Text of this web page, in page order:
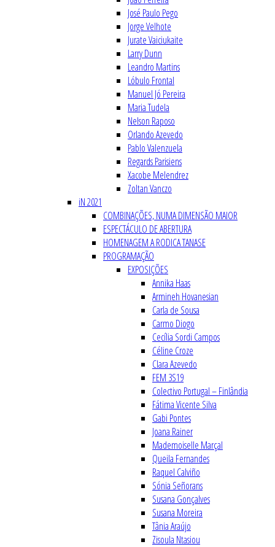
José Paulo Pego
Jorge Velhote
Jurate Vaiciukaite
Larry Dunn
Leandro Martins
Lóbulo Frontal
Manuel Jó Pereira
Maria Tudela
Nelson Raposo
Orlando Azevedo
Pablo Valenzuela
Regards Parisiens
Xacobe Melendrez
Zoltan Vanczo
iN 2021
COMBINAÇÕES, NUMA DIMENSÃO MAIOR
ESPECTÁCULO DE ABERTURA
HOMENAGEM A RODICA TANASE
PROGRAMAÇÃO
EXPOSIÇÕES
Annika Haas
Armineh Hovanesian
Carla de Sousa
Carmo Diogo
Cecília Sordi Campos
Céline Croze
Clara Azevedo
FEM 3S19
Colectivo Portugal – Finlândia
Fátima Vicente Silva
Gabi Pontes
Joana Rainer
Mademoiselle Marçal
Queila Fernandes
Raquel Calviño
Sónia Señorans
Susana Gonçalves
Susana Moreira
Tânia Araújo
Zisoula Ntasiou